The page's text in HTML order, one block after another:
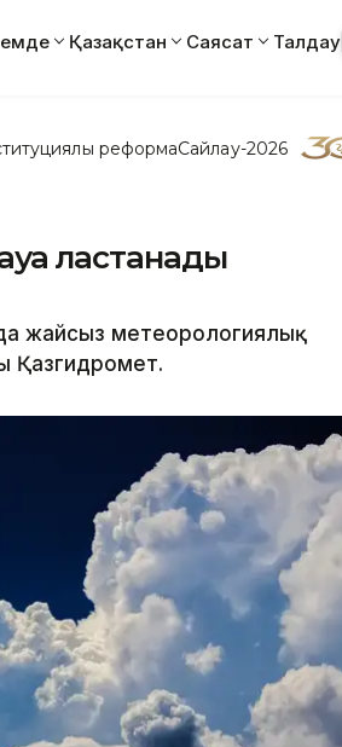
Қазақстан Саясат Талдау
реформаСайлау-2026
ластанады
жайсыз метеорологиялық
Қазгидромет.